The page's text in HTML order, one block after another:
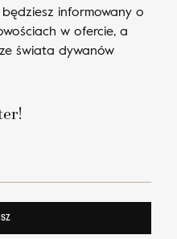
informowany o
w ofercie, a
świata dywanów